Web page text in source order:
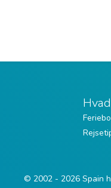
© 2002 - 2026 Spain